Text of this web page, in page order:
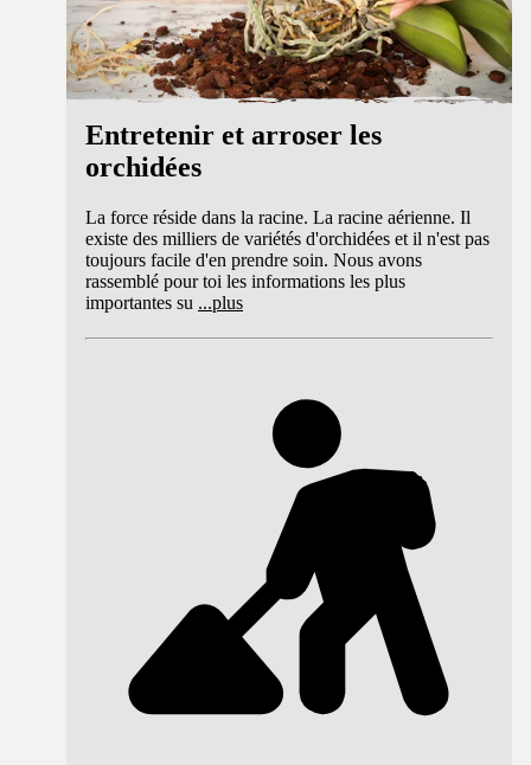
Entretenir et arroser les
orchidées
La force réside dans la racine. La racine aérienne. Il
existe des milliers de variétés d'orchidées et il n'est pas
toujours facile d'en prendre soin. Nous avons
rassemblé pour toi les informations les plus
importantes su ...plus